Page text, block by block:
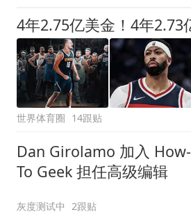
世界体育圈 14跟贴
Dan Girolamo 加入 How-
To Geek 担任高级编辑
灰度测试中 2跟贴